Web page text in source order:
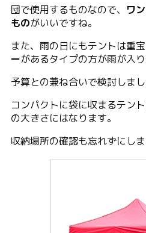
団で使用するものなので、 ワ
ものがいいですね。
また、雨の日にもテントは重
ーがあるタイプの方が雨が入
予算との兼ね合いで検討しまし
コンパクトに袋に収まるテン
の大きさにはなります。
収納場所の確認も忘れずにしま